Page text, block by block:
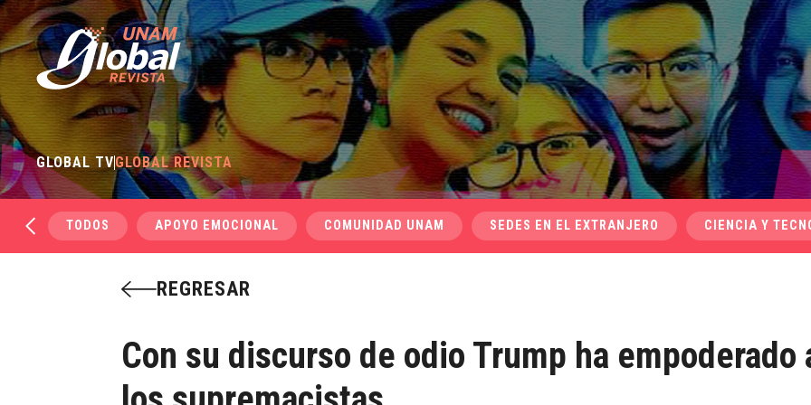
GLOBAL TVGLOBAL REVISTA
TODOS APOYO EMOCIONAL COMUNIDAD UNAM SEDES EN EL EXTRANJERO CIENCIA Y
REGRESAR
Con su discurso de odio Trump ha empoderado